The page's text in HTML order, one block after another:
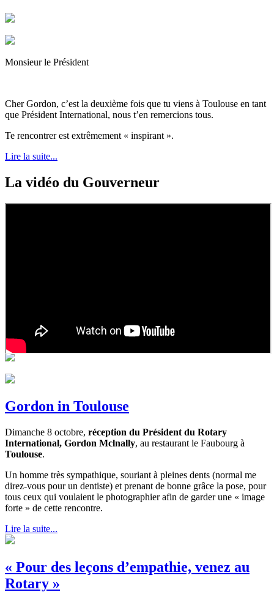
Monsieur le Président
Cher Gordon, c’est la deuxième fois que tu viens à Toulouse en tant
que Président International, nous t’en remercions tous.
Te rencontrer est extrêmement « inspirant ».
Lire la suite...
La vidéo du Gouverneur
Gordon in Toulouse
Dimanche 8 octobre, réception du Président du Rotary
International, Gordon Mclnally, au restaurant le Faubourg à
Toulouse.
Un homme très sympathique, souriant à pleines dents (normal me
direz-vous pour un dentiste) et prenant de bonne grâce la pose, pour
tous ceux qui voulaient le photographier afin de garder une « image
forte » de cette rencontre.
Lire la suite...
« Pour des leçons d’empathie, venez au
Rotary »